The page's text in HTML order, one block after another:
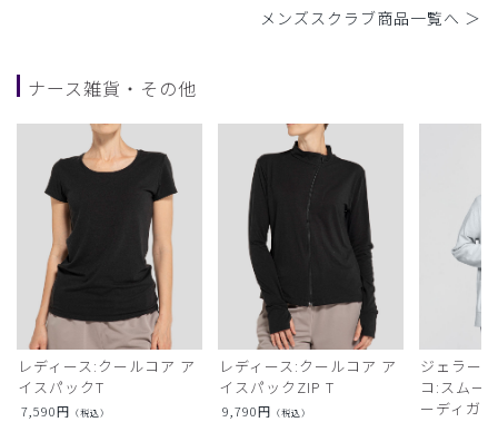
メンズスクラブ商品一覧へ ＞
ナース雑貨・その他
レディース:クールコア ア
イスパックT
7,590円 （税込）
レディース:クールコア ア
イスパックZIP T
9,790円 （税込）
ジェラー
コ:スムー
ーディガン